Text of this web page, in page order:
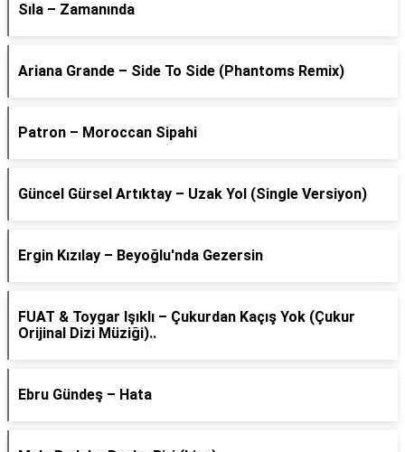
Sıla – Zamanında
Ariana Grande – Side To Side (Phantoms Remix)
Patron – Moroccan Sipahi
Güncel Gürsel Artıktay – Uzak Yol (Single Versiyon)
Ergin Kızılay – Beyoğlu'nda Gezersin
FUAT & Toygar Işıklı – Çukurdan Kaçış Yok (Çukur
Orijinal Dizi Müziği)..
Ebru Gündeş – Hata